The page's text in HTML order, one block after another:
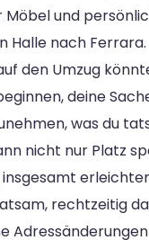
Möbel und
Halle nach Ferrara.
den Umzug
deine
was du
nicht nur Platz
rechtzeitig
Adressänderungen